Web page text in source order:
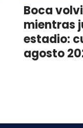
Boca
mientras
estadio:
agosto